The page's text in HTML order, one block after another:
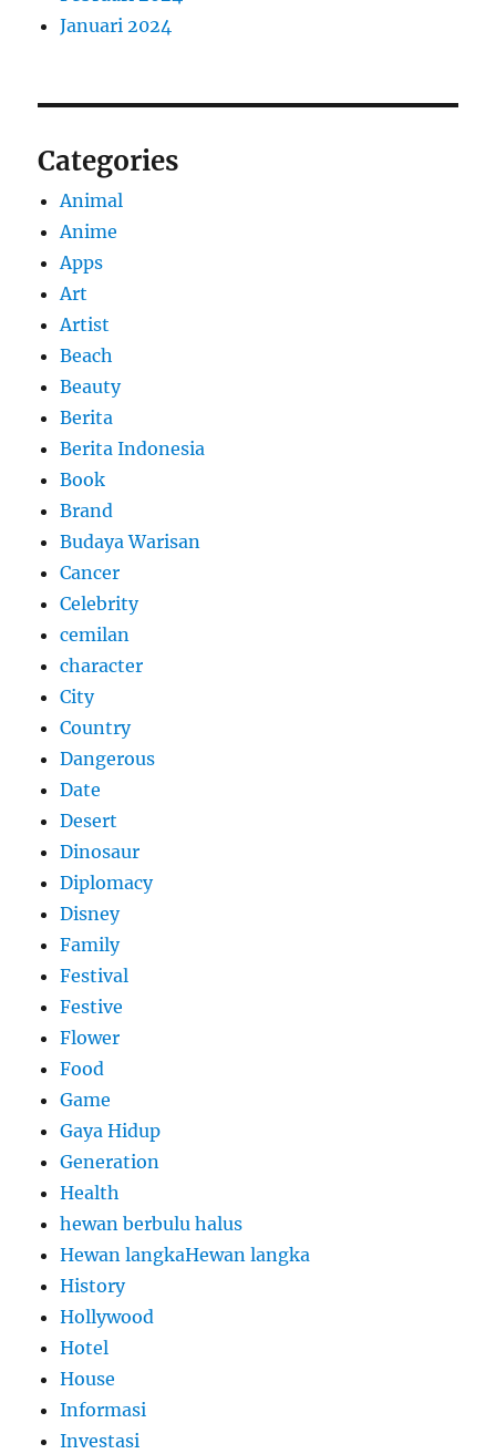
Januari 2024
Categories
Animal
Anime
Apps
Art
Artist
Beach
Beauty
Berita
Berita Indonesia
Book
Brand
Budaya Warisan
Cancer
Celebrity
cemilan
character
City
Country
Dangerous
Date
Desert
Dinosaur
Diplomacy
Disney
Family
Festival
Festive
Flower
Food
Game
Gaya Hidup
Generation
Health
hewan berbulu halus
Hewan langkaHewan langka
History
Hollywood
Hotel
House
Informasi
Investasi